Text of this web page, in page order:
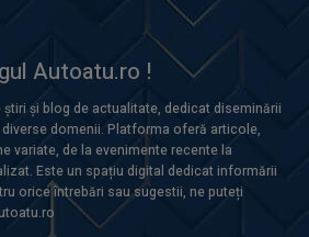
Autoatu.ro !
și blog de actualitate, dedicat diseminării
domenii. Platforma oferă articole,
variate, de la evenimente recente la
Este un spațiu digital dedicat informării
orice întrebări sau sugestii, ne puteți